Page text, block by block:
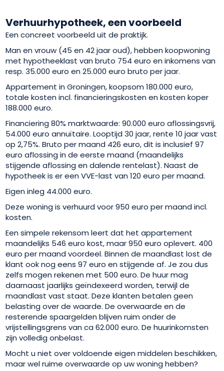
Verhuurhypotheek, een voorbeeld
Een concreet voorbeeld uit de praktijk.
Man en vrouw (45 en 42 jaar oud), hebben koopwoning
met hypotheeklast van bruto 754 euro en inkomens van
resp. 35.000 euro en 25.000 euro bruto per jaar.
Appartement in Groningen, koopsom 180.000 euro,
totale kosten incl. financieringskosten en kosten koper
188.000 euro.
Financiering 80% marktwaarde: 90.000 euro aflossingsvrij,
54.000 euro annuïtaire. Looptijd 30 jaar, rente 10 jaar vast
op 2,75%. Bruto per maand 426 euro, dit is inclusief 97
euro aflossing in de eerste maand (maandelijks
stijgende aflossing en dalende rentelast). Naast de
hypotheek is er een VVE-last van 120 euro per maand.
Eigen inleg 44.000 euro.
Deze woning is verhuurd voor 950 euro per maand incl.
kosten.
Een simpele rekensom leert dat het appartement
maandelijks 546 euro kost, maar 950 euro oplevert. 400
euro per maand voordeel. Binnen de maandlast lost de
klant ook nog eens 97 euro en stijgende af. Je zou dus
zelfs mogen rekenen met 500 euro. De huur mag
daarnaast jaarlijks geïndexeerd worden, terwijl de
maandlast vast staat. Deze klanten betalen geen
belasting over de waarde. De overwaarde en de
resterende spaargelden blijven ruim onder de
vrijstellingsgrens van ca 62.000 euro. De huurinkomsten
zijn volledig onbelast.
Mocht u niet over voldoende eigen middelen beschikken,
maar wel ruime overwaarde op uw woning hebben?